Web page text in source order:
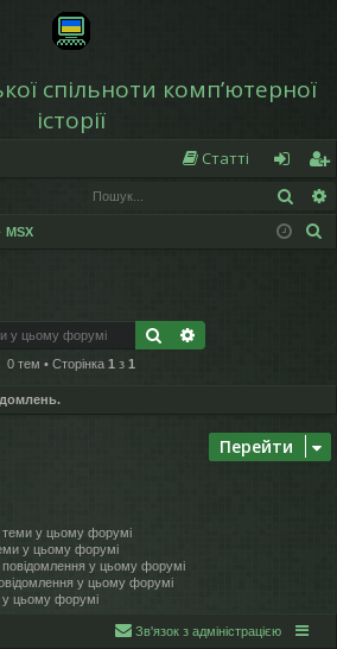
спільноти компʼютерної
історії
Статті
хі
д
еє
ст
MSX
Пошук
0 тем • Сторінка 1 з 1
Перейти
теми у цьому форумі
у цьому форумі
повідомлення у цьому форумі
у цьому форумі
цьому форумі
Зв'язок з адміністрацією